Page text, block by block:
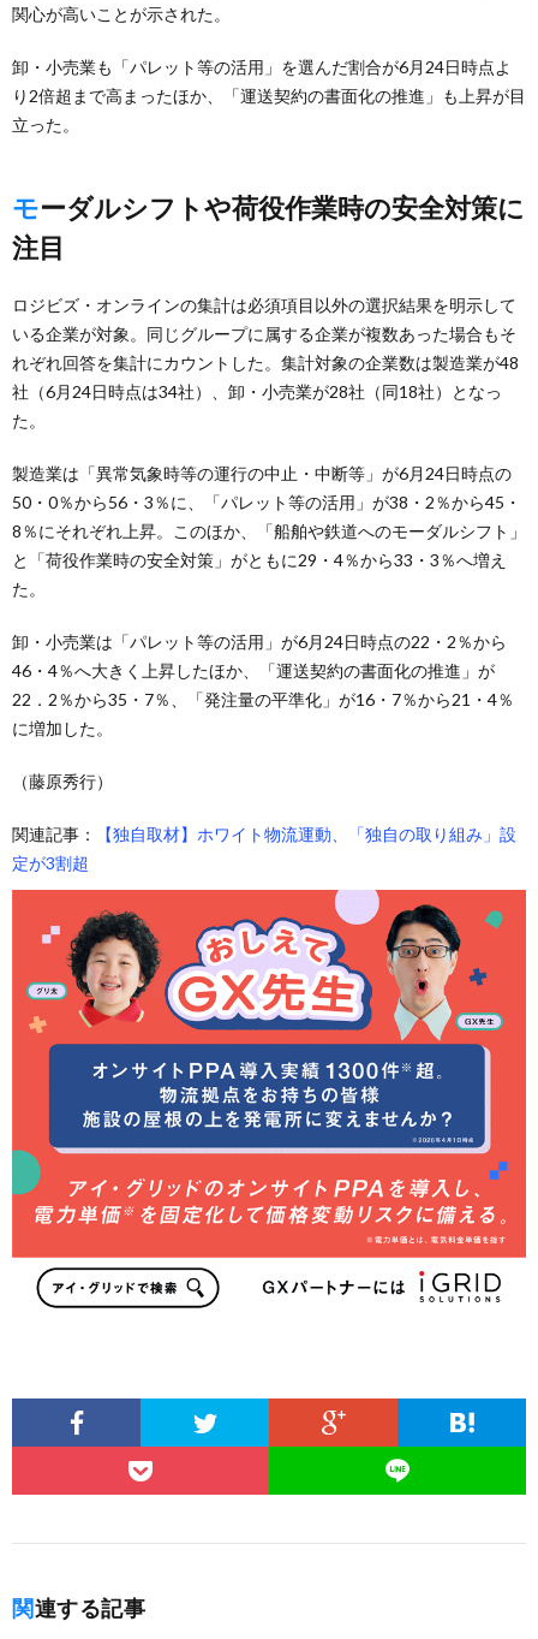
関心が高いことが示された。
卸・小売業も「パレット等の活用」を選んだ割合が6月24日時点よ
り2倍超まで高まったほか、「運送契約の書面化の推進」も上昇が目
立った。
モーダルシフトや荷役作業時の安全対策に
注目
ロジビズ・オンラインの集計は必須項目以外の選択結果を明示して
いる企業が対象。同じグループに属する企業が複数あった場合もそ
れぞれ回答を集計にカウントした。集計対象の企業数は製造業が48
社（6月24日時点は34社）、卸・小売業が28社（同18社）となっ
た。
製造業は「異常気象時等の運行の中止・中断等」が6月24日時点の
50・0％から56・3％に、「パレット等の活用」が38・2％から45・
8％にそれぞれ上昇。このほか、「船舶や鉄道へのモーダルシフト」
と「荷役作業時の安全対策」がともに29・4％から33・3％へ増え
た。
卸・小売業は「パレット等の活用」が6月24日時点の22・2％から
46・4％へ大きく上昇したほか、「運送契約の書面化の推進」が
22．2％から35・7％、「発注量の平準化」が16・7％から21・4％
に増加した。
（藤原秀行）
関連記事：
【独自取材】ホワイト物流運動、「独自の取り組み」設
定が3割超
関連する記事